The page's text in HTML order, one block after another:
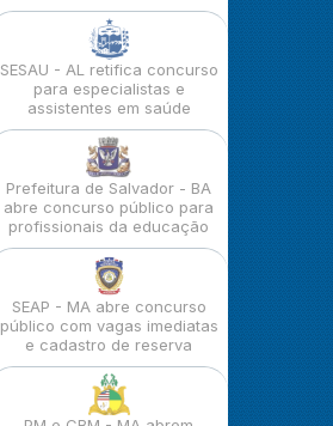
SESAU - AL retifica concurso
para especialistas e
assistentes em saúde
Prefeitura de Salvador - BA
abre concurso público para
profissionais da educação
SEAP - MA abre concurso
público com vagas imediatas
e cadastro de reserva